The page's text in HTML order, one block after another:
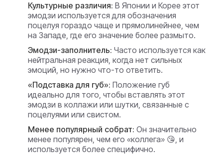
Культурные различия: В Японии и Корее этот
эмодзи используется для обозначения
поцелуя гораздо чаще и прямолинейнее, чем
на Западе, где его значение более размыто.
Эмодзи-заполнитель: Часто используется как
нейтральная реакция, когда нет сильных
эмоций, но нужно что-то ответить.
«Подставка для губ»: Положение губ
идеально для того, чтобы вставлять этот
эмодзи в коллажи или шутки, связанные с
поцелуями или свистом.
Менее популярный собрат: Он значительно
менее популярен, чем его «коллега» 😘, и
используется более специфично.